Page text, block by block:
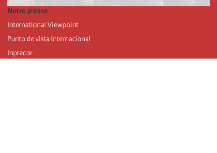
Notre presse
International Viewpoint
Punto de vista internacional
Inprecor